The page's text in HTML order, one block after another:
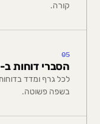
קורה.
05
הסברי דוחות ב-AI
לכל גרף ומדד
בשפה פשוטה.